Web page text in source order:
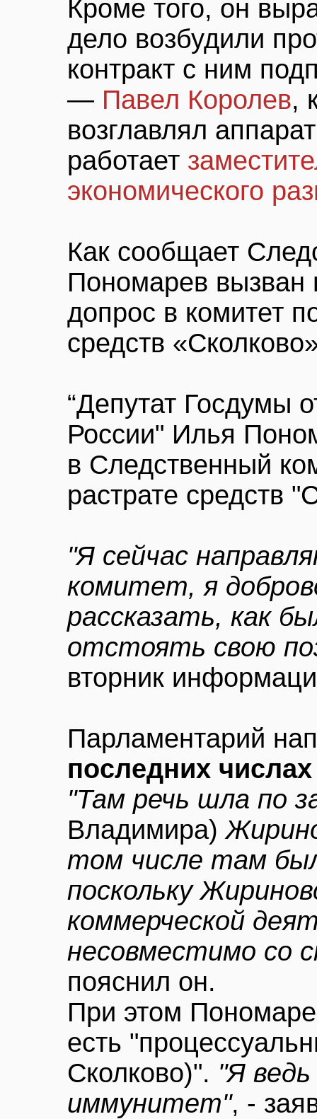
Кроме того, он
дело возбудили
контракт с ним
— Павел Королев,
возглавлял
работает
экономического
Как сообщает
Пономарев вызван
допрос в комитет
средств
“Депутат Госдумы
России" Илья
в Следственный
растрате средств
"Я сейчас
комитет, я
рассказать, как
отстоять свою
вторник
Парламентарий
последних
"Там речь шла по
Владимира)
том числе там
поскольку
коммерческой
несовместимо со
пояснил он.
При этом
есть
Сколково)". "Я
иммунитет", -